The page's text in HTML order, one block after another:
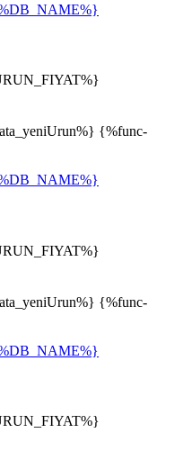
{%func-
{%func-